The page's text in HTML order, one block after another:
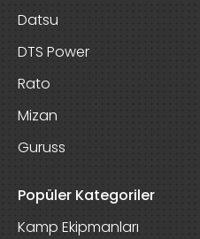
Datsu
DTS Power
Rato
Mizan
Guruss
Popüler Kategoriler
Kamp Ekipmanları